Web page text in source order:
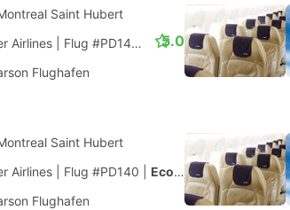
Saint Hubert
Airlines Flug #PD140 | Economy
Flughafen
5.0
Saint Hubert
Airlines Flug #PD140 Economy
Flughafen